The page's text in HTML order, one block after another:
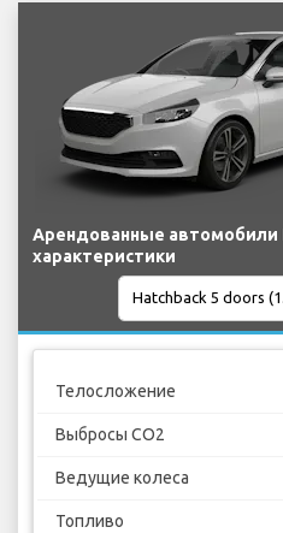
Арендованные автомобили
характеристики
Телосложение
Выбросы CO2
Ведущие колеса
Топливо